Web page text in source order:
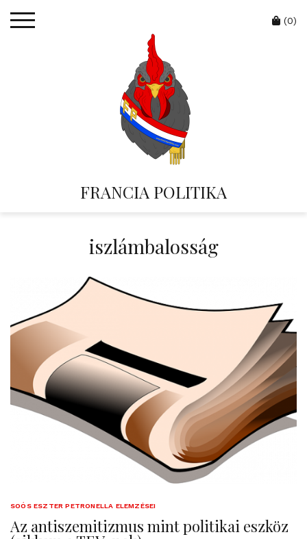
FRANCIA POLITIKA
Cart
(0)
iszlámbalosság
SOÓS ESZTER PETRONELLA ELEMZÉSEI
Az antiszemitizmus mint politikai eszköz